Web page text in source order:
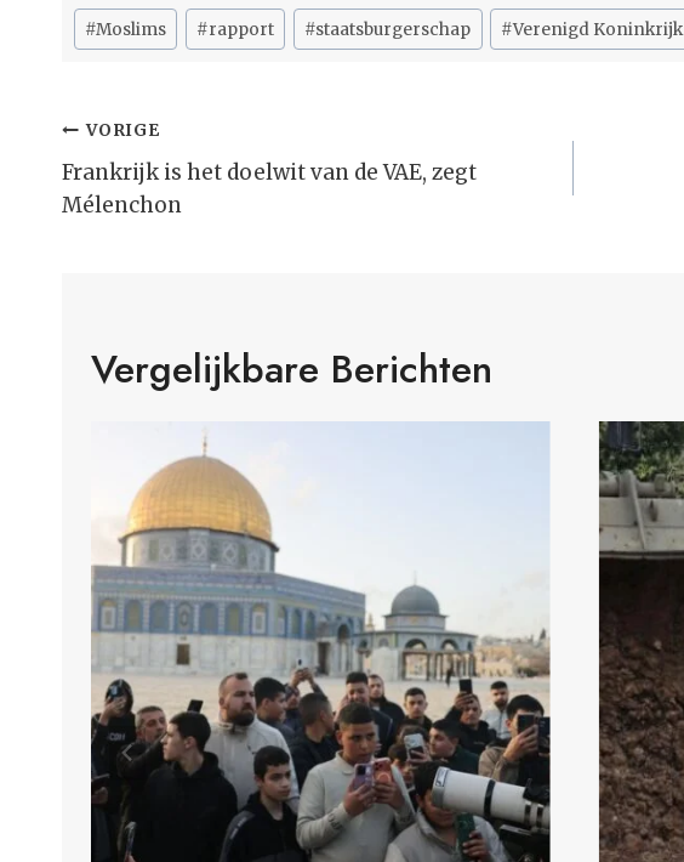
Bericht
tags:
#Moslims #rapport #staatsburgerschap #Verenigd Koninkrijk
Bericht
Navigatie
VORIGE
Frankrijk is het doelwit van de VAE, zegt
Mélenchon
Vergelijkbare Berichten